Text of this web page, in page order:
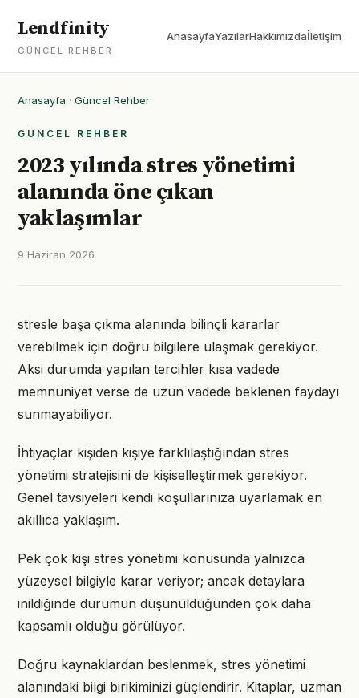
Lendfinity
GÜNCEL REHBER
AnasayfaYazılarHakkımızdaİletişim
Anasayfa · Güncel Rehber
GÜNCEL REHBER
2023 yılında stres yönetimi
alanında öne çıkan
yaklaşımlar
9 Haziran 2026
stresle başa çıkma alanında bilinçli kararlar
verebilmek için doğru bilgilere ulaşmak gerekiyor.
Aksi durumda yapılan tercihler kısa vadede
memnuniyet verse de uzun vadede beklenen faydayı
sunmayabiliyor.
İhtiyaçlar kişiden kişiye farklılaştığından stres
yönetimi stratejisini de kişiselleştirmek gerekiyor.
Genel tavsiyeleri kendi koşullarınıza uyarlamak en
akıllıca yaklaşım.
Pek çok kişi stres yönetimi konusunda yalnızca
yüzeysel bilgiyle karar veriyor; ancak detaylara
inildiğinde durumun düşünüldüğünden çok daha
kapsamlı olduğu görülüyor.
Doğru kaynaklardan beslenmek, stres yönetimi
alanındaki bilgi birikiminizi güçlendirir. Kitaplar, uzman